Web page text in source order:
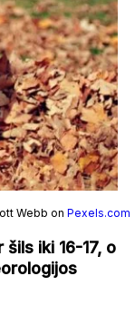
Webb on Pexels.com
iki 16-17, o